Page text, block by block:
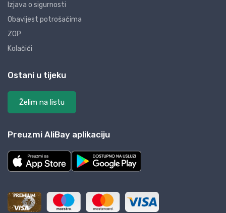
Izjava o sigurnosti
Obavijest potrošačima
ZOP
Kolačići
Ostani u tijeku
Želim na listu
Preuzmi AliBay aplikaciju